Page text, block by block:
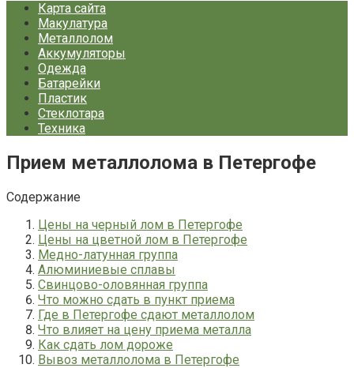
Карта сайта
Макулатура
Металлолом
Аккумуляторы
Одежда
Батарейки
Пластик
Стеклотара
Техника
Прием металлолома в Петергофе
Содержание
Цены на черный лом в Петергофе
Цены на цветной лом в Петергофе
Медно-латунная группа
Алюминиевые сплавы
Свинцово-оловянная группа
Что можно сдать в пункт приема
Где в Петергофе сдают металлолом
Что влияет на цену приема металла
Как сдать лом дороже
Вывоз металлолома в Петергофе